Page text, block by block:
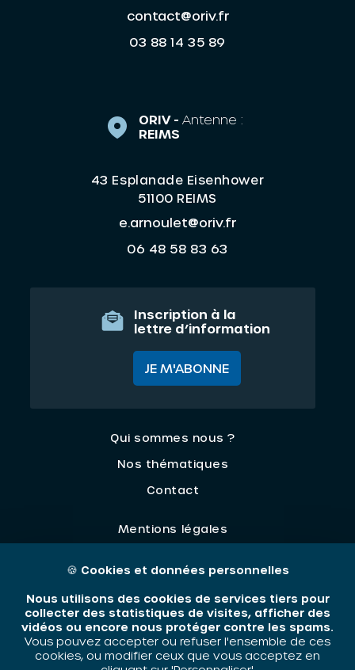
contact@oriv.fr
03 88 14 35 89
ORIV - Antenne :
REIMS
43 Esplanade Eisenhower
51100 REIMS
e.arnoulet@oriv.fr
06 48 58 83 63
Inscription à la
lettre d’information
JE M'ABONNE
Qui sommes nous ?
Nos thématiques
Contact
Mentions légales
🍪 Cookies et données personnelles
Nous utilisons des cookies de services tiers pour
collecter des statistiques de visites, afficher des
vidéos ou encore nous protéger contre les spams.
Vous pouvez accepter ou refuser l'ensemble de ces
cookies, ou modifier ceux que vous acceptez en